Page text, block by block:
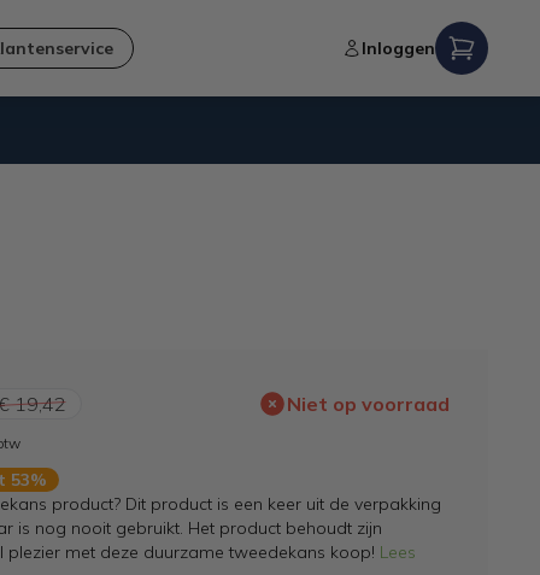
Inloggen
19,42 Niet op voorraad
53%
product? Dit product is een keer uit de verpakking
is nog nooit gebruikt. Het product behoudt zijn
plezier met deze duurzame tweedekans koop! Lees